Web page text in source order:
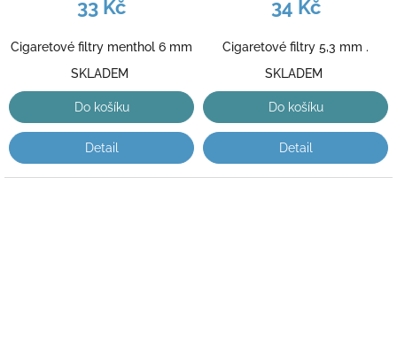
33 Kč
Cigaretové filtry menthol 6 mm
SKLADEM
Do košíku
Detail
34 Kč
Cigaretové filtry 5,3 mm .
SKLADEM
Do košíku
Detail